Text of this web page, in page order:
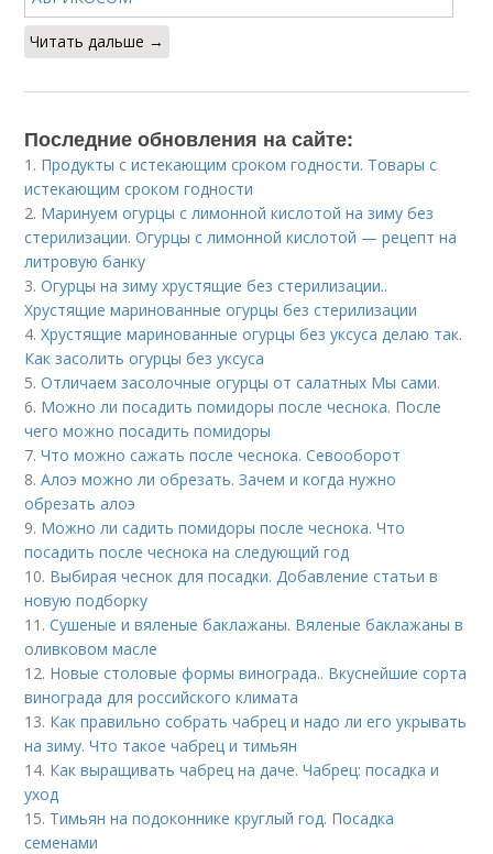
Читать дальше →
Последние обновления на сайте:
1. Продукты с истекающим сроком годности. Товары с
истекающим сроком годности
2. Маринуем огурцы с лимонной кислотой на зиму без
стерилизации. Огурцы с лимонной кислотой — рецепт на
литровую банку
3.Огурцы на зиму хрустящие без стерилизации..
Хрустящие маринованные огурцы без стерилизации
4.Хрустящие маринованные огурцы без уксуса делаю так.
Как засолить огурцы без уксуса
5.Отличаем засолочные огурцы от салатных Мы сами.
6. Можно ли посадить помидоры после чеснока. После
чего можно посадить помидоры
7.Что можно сажать после чеснока. Севооборот
8.Алоэ можно ли обрезать. Зачем и когда нужно
обрезать алоэ
9. Можно ли садить помидоры после чеснока. Что
посадить после чеснока на следующий год
10. Выбирая чеснок для посадки. Добавление статьи в
новую подборку
11.Сушеные и вяленые баклажаны. Вяленые баклажаны в
оливковом масле
12. Новые столовые формы винограда.. Вкуснейшие сорта
винограда для российского климата
13. Как правильно собрать чабрец и надо ли его укрывать
на зиму. Что такое чабрец и тимьян
14. Как выращивать чабрец на даче. Чабрец: посадка и
уход
15. Тимьян на подоконнике круглый год. Посадка
семенами